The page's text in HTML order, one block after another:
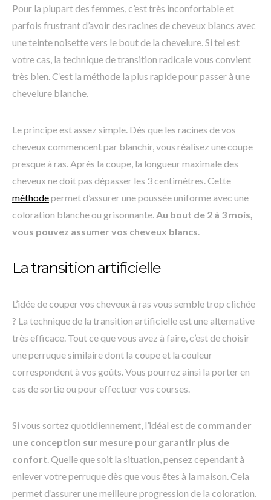
Pour la plupart des femmes, c’est très inconfortable et
parfois frustrant d’avoir des racines de cheveux blancs avec
une teinte noisette vers le bout de la chevelure. Si tel est
votre cas, la technique de transition radicale vous convient
très bien. C’est la méthode la plus rapide pour passer à une
chevelure blanche.
Le principe est assez simple. Dès que les racines de vos
cheveux commencent par blanchir, vous réalisez une coupe
presque à ras. Après la coupe, la longueur maximale des
cheveux ne doit pas dépasser les 3 centimètres. Cette
méthodepermet d’assurer une poussée uniforme avec une
coloration blanche ou grisonnante.Au bout de 2 à 3 mois,
vous pouvez assumer vos cheveux blancs.
La transition artificielle
L’idée de couper vos cheveux à ras vous semble trop clichée
? La technique de la transition artificielle est une alternative
très efficace. Tout ce que vous avez à faire, c’est de choisir
une perruque similaire dont la coupe et la couleur
correspondent à vos goûts. Vous pourrez ainsi la porter en
cas de sortie ou pour effectuer vos courses.
Si vous sortez quotidiennement, l’idéal est de commander
une conception sur mesure pour garantir plus de
confort. Quelle que soit la situation, pensez cependant à
enlever votre perruque dès que vous êtes à la maison. Cela
permet d’assurer une meilleure progression de la coloration.